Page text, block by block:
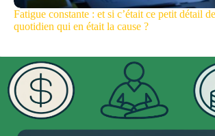
Fatigue constante : et si c’était ce petit détail
quotidien qui en était la cause ?